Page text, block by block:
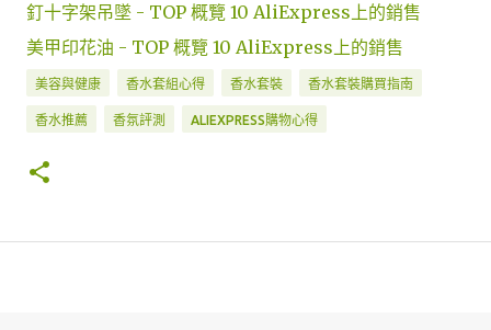
釘十字架吊墜 - TOP 概覽 10 AliExpress上的銷售
美甲印花油 - TOP 概覽 10 AliExpress上的銷售
美容與健康 香水套組心得 香水套裝 香水套裝購買指南
香水推薦 香氛評測 ALIEXPRESS購物心得